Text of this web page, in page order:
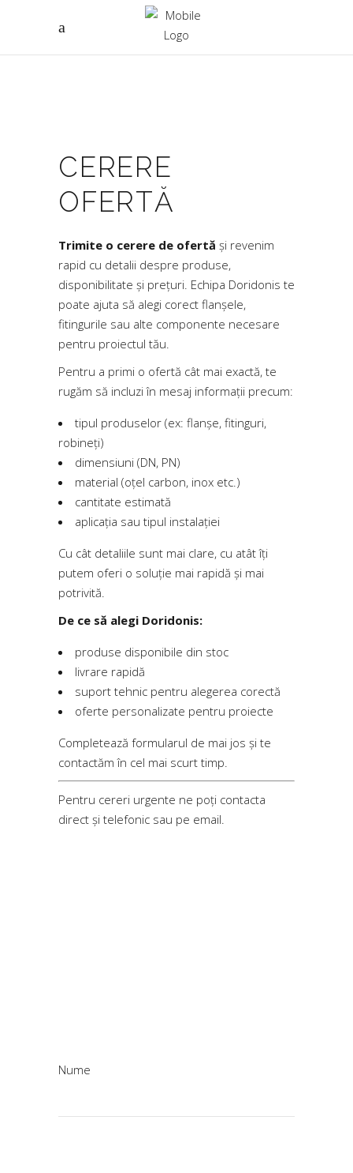
CERERE
OFERTĂ
Trimite o cerere de ofertă și revenim
rapid cu detalii despre produse,
disponibilitate și prețuri. Echipa Doridonis te
poate ajuta să alegi corect flanșele,
fitingurile sau alte componente necesare
pentru proiectul tău.
Pentru a primi o ofertă cât mai exactă, te
rugăm să incluzi în mesaj informații precum:
tipul produselor (ex: flanșe, fitinguri,
robineți)
dimensiuni (DN, PN)
material (oțel carbon, inox etc.)
cantitate estimată
aplicația sau tipul instalației
Cu cât detaliile sunt mai clare, cu atât îți
putem oferi o soluție mai rapidă și mai
potrivită.
De ce să alegi Doridonis:
produse disponibile din stoc
livrare rapidă
suport tehnic pentru alegerea corectă
oferte personalizate pentru proiecte
Completează formularul de mai jos și te
contactăm în cel mai scurt timp.
Pentru cereri urgente ne poți contacta
direct și telefonic sau pe email.
Nume